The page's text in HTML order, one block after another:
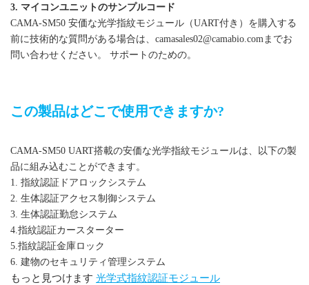
3. マイコンユニットのサンプルコード
CAMA-SM50 安価な光学指紋モジュール（UART付き）を購入する
前に技術的な質問がある場合は、camasales02@camabio.comまでお
問い合わせください。 サポートのための。
この製品はどこで使用できますか?
CAMA-SM50 UART搭載の安価な光学指紋モジュールは、以下の製
品に組み込むことができます。
1. 指紋認証ドアロックシステム
2. 生体認証アクセス制御システム
3. 生体認証勤怠システム
4.指紋認証カースターター
5.指紋認証金庫ロック
6. 建物のセキュリティ管理システム
もっと見つけます 光学式指紋認証モジュール